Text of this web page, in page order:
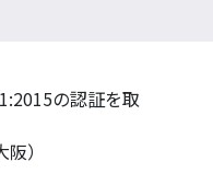
A-repo
M-draw
の認証を取
）